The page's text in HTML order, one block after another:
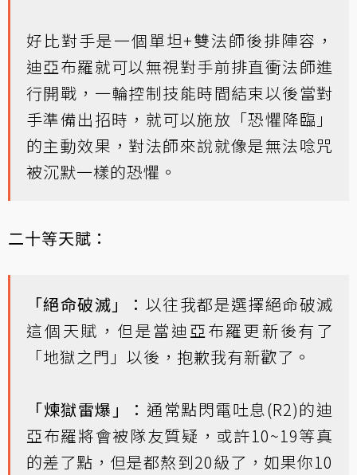
好比對手是一個單坦+雙法師後排陣容，
迪亞布羅就可以無視對手前排直衝法師進
行開戰，一輪控制技能時間結束以後當對
手準備出招時，就可以施放「恐懼降臨」
的主動效果，對法師來說就像是無法唸咒
被沉默一樣的恐懼。
二十等天賦：
「絕命破滅」： 以往我都是選擇絕命破滅
這個天賦，但是當迪亞布羅更新後有了
「地獄之門」以後，抱歉我有新歡了。
「煉獄雷爆」： 通常點閃電吐息(R2)的迪
亞布羅將會被隊友質疑，或許10~19等真
的差了點，但是都熬到20級了，如果你10